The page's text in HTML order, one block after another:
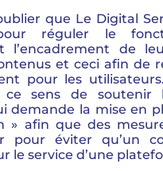
que Le Digital
réguler le
l’encadrement de
et ceci afin de
pour les
sens de soutenir
demande la mise en
» afin que des
pour éviter qu’un
le service d’une